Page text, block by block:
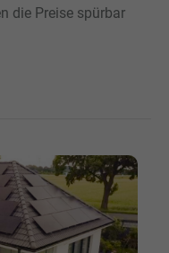
die Preise spürbar